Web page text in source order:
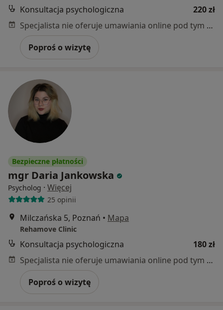
Konsultacja psychologiczna
220 zł
Specjalista nie oferuje umawiania online pod tym adresem.
Poproś o wizytę
Bezpieczne płatności
mgr Daria Jankowska
Psycholog · Więcej
25 opinii
Milczańska 5, Poznań • Mapa
Rehamove Clinic
Konsultacja psychologiczna
180 zł
Specjalista nie oferuje umawiania online pod tym adresem.
Poproś o wizytę